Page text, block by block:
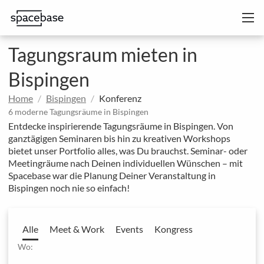
Tagungsraum mieten in
Bispingen
Home Bispingen Konferenz
6 moderne Tagungsräume in Bispingen
Entdecke inspirierende Tagungsräume in Bispingen. Von
ganztägigen Seminaren bis hin zu kreativen Workshops
bietet unser Portfolio alles, was Du brauchst. Seminar- oder
Meetingräume nach Deinen individuellen Wünschen – mit
Spacebase war die Planung Deiner Veranstaltung in
Bispingen noch nie so einfach!
Alle Meet & Work Events Kongress
Wo: